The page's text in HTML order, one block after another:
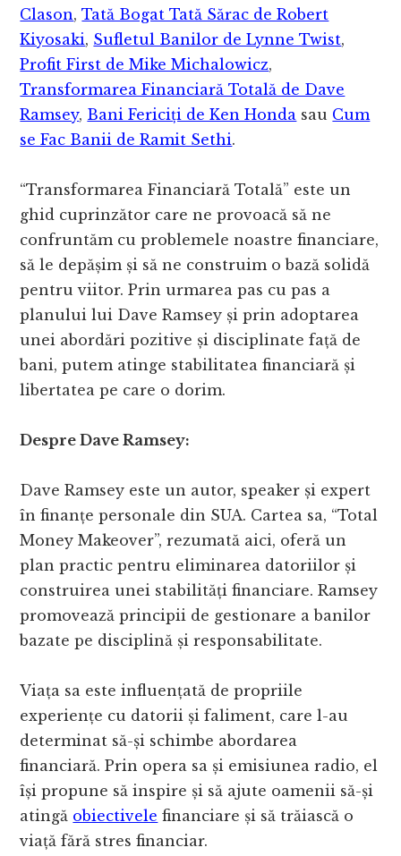
Clason,Tată Bogat Tată Sărac de Robert
Kiyosaki, Sufletul Banilor de Lynne Twist,
Profit First de Mike Michalowicz,
Transformarea Financiară Totală de Dave
Ramsey, Bani Fericiți de Ken Honda sau Cum
se Fac Banii de Ramit Sethi.
“Transformarea Financiară Totală” este un
ghid cuprinzător care ne provoacă să ne
confruntăm cu problemele noastre financiare,
să le depășim și să ne construim o bază solidă
pentru viitor. Prin urmarea pas cu pas a
planului lui Dave Ramsey și prin adoptarea
unei abordări pozitive și disciplinate față de
bani, putem atinge stabilitatea financiară și
libertatea pe care o dorim.
Despre Dave Ramsey:
Dave Ramsey este un autor, speaker și expert
în finanțe personale din SUA. Cartea sa, “Total
Money Makeover”, rezumată aici, oferă un
plan practic pentru eliminarea datoriilor și
construirea unei stabilități financiare. Ramsey
promovează principii de gestionare a banilor
bazate pe disciplină și responsabilitate.
Viața sa este influențată de propriile
experiențe cu datorii și faliment, care l-au
determinat să-și schimbe abordarea
financiară. Prin opera sa și emisiunea radio, el
își propune să inspire și să ajute oamenii să-și
atingă obiectivele financiare și să trăiască o
viață fără stres financiar.